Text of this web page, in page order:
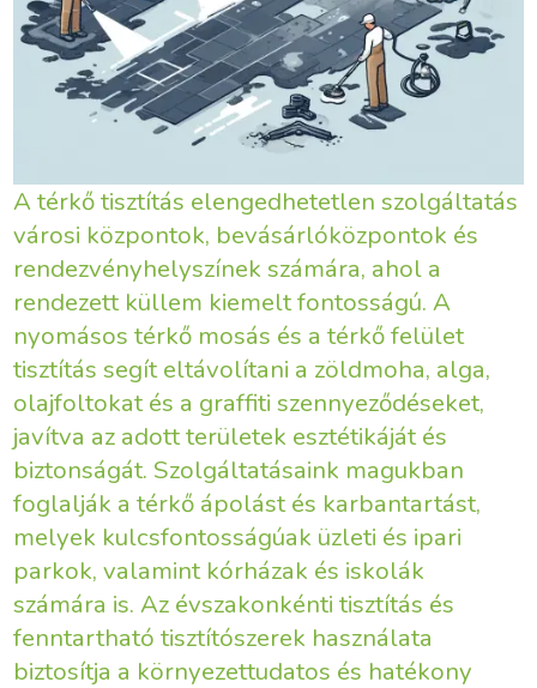
A térkő tisztítás elengedhetetlen szolgáltatás
városi központok, bevásárlóközpontok és
rendezvényhelyszínek számára, ahol a
rendezett küllem kiemelt fontosságú. A
nyomásos térkő mosás és a térkő felület
tisztítás segít eltávolítani a zöldmoha, alga,
olajfoltokat és a graffiti szennyeződéseket,
javítva az adott területek esztétikáját és
biztonságát. Szolgáltatásaink magukban
foglalják a térkő ápolást és karbantartást,
melyek kulcsfontosságúak üzleti és ipari
parkok, valamint kórházak és iskolák
számára is. Az évszakonkénti tisztítás és
fenntartható tisztítószerek használata
biztosítja a környezettudatos és hatékony